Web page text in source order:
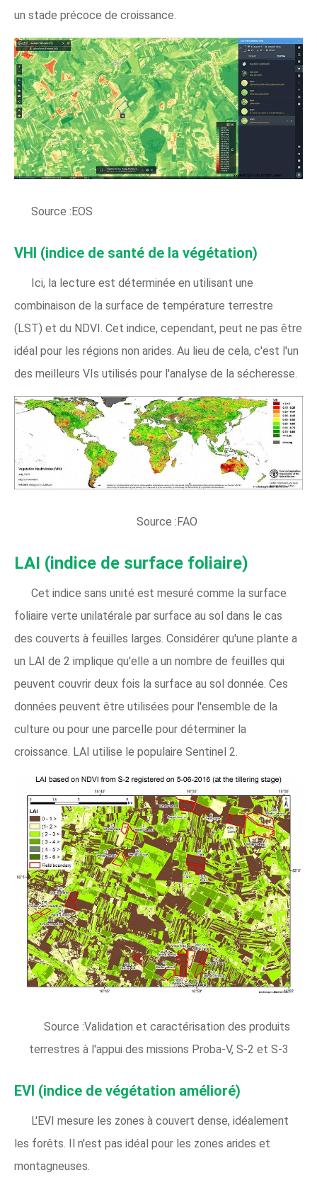
un stade précoce de croissance.
Source :EOS
VHI (indice de santé de la végétation)
Ici, la lecture est déterminée en utilisant une
combinaison de la surface de température terrestre
(LST) et du NDVI. Cet indice, cependant, peut ne pas être
idéal pour les régions non arides. Au lieu de cela, c'est l'un
des meilleurs VIs utilisés pour l'analyse de la sécheresse.
Source :FAO
LAI (indice de surface foliaire)
Cet indice sans unité est mesuré comme la surface
foliaire verte unilatérale par surface au sol dans le cas
des couverts à feuilles larges. Considérer qu'une plante a
un LAI de 2 implique qu'elle a un nombre de feuilles qui
peuvent couvrir deux fois la surface au sol donnée. Ces
données peuvent être utilisées pour l'ensemble de la
culture ou pour une parcelle pour déterminer la
croissance. LAI utilise le populaire Sentinel 2.
Source :Validation et caractérisation des produits
terrestres à l'appui des missions Proba-V, S-2 et S-3
EVI (indice de végétation amélioré)
L'EVI mesure les zones à couvert dense, idéalement
les forêts. Il n'est pas idéal pour les zones arides et
montagneuses.